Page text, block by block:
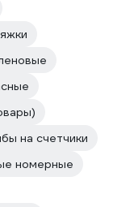
на счетчики
номерные